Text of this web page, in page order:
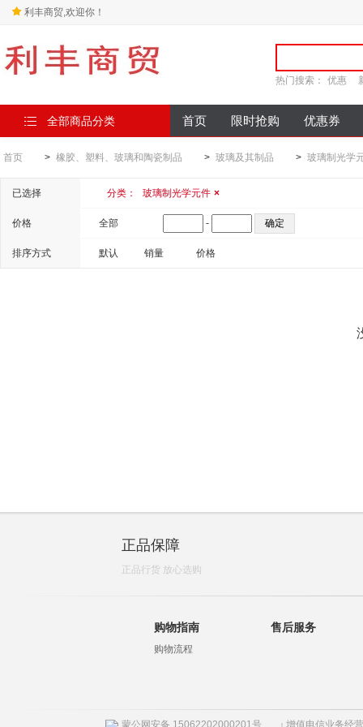
利丰商贸,欢迎你！
热门搜索： 优惠
全部商品分类 首页 限时抢购 优惠券
首页 > 橡胶、塑料、玻璃和陶瓷制品 > 玻璃及其制品 > 玻璃制光学
已选择 分类： 玻璃制光学元件 ×
价格 全部 -
排序方式 默认 销量 价格
正品保障
正品行货 放心选购
购物指南
购物流程
售后服务